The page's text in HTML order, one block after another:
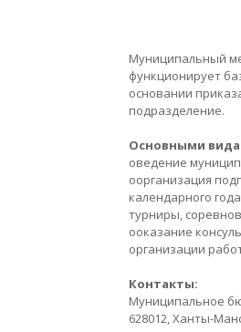
Муниципальный
функционирует
основании
подразделение.
Основными
oведение
oорганизация
календарного
турниры,
oоказание
организации
Контакты:
Муниципальное
628012, Ханты-